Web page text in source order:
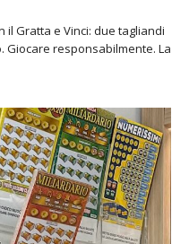
il Gratta e Vinci: due tagliandi
responsabilmente. La